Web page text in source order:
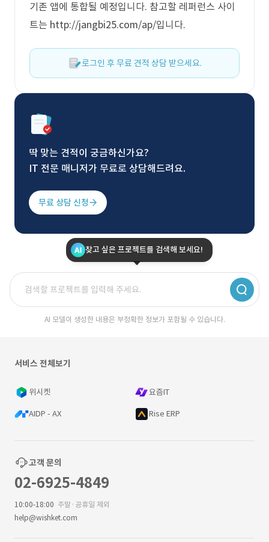
기존 앱에 통합될 예정입니다. 참고할 레퍼런스 사이
트는 http://jangbi25.com/ap/입니다.
로그인 후 무료 견적 상담 받으세요.
딱 맞는 견적이 궁금하신가요?
IT 전문 매니저가 무료로 상담해드려요.
무료 상담 신청
찾고 싶은 프로젝트를 검색해 보세요!
AI 모델이 생성한 내용은 부정확한 정보가 포함될 수 있습니다.
서비스 전체보기
위시켓 요즘IT
AIDP - AX Rise ERP
고객 문의
02-6925-4849
10:00-18:00 주말·공휴일 제외
help@wishket.com